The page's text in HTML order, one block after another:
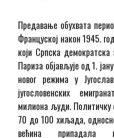
Предавање обухвата
Француској након 1945.
који Српска
Париза објављује од 1.
новог режима у
југословенских
милиона људи. Политичку
70 до 100 хиљада,
већина припадала